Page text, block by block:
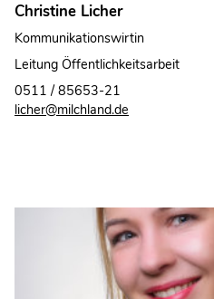
Christine Licher
Kommunikationswirtin
Leitung Öffentlichkeitsarbeit
0511 / 85653-21
licher@milchland.de